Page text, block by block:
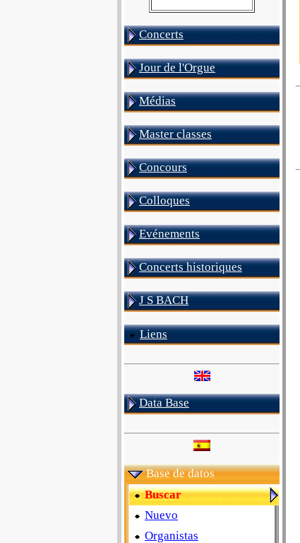
Concerts
Jour de l'Orgue
Médias
Master classes
Concours
Colloques
Evénements
Concerts historiques
J S BACH
Liens
Data Base
Base de datos
Buscar
Nuevo
Organistas